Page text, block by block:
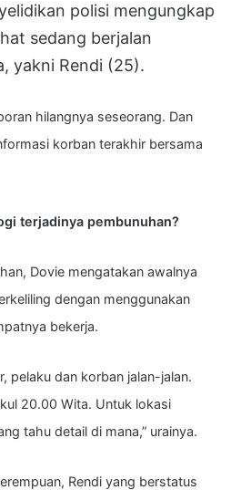
polisi mengungkap
sedang berjalan
yakni Rendi (25).
hilangnya seseorang. Dan
korban terakhir bersama
terjadinya pembunuhan?
Dovie mengatakan awalnya
dengan menggunakan
bekerja.
pelaku dan korban jalan-jalan.
20.00 Wita. Untuk lokasi
tahu detail di mana,” urainya.
Rendi yang berstatus